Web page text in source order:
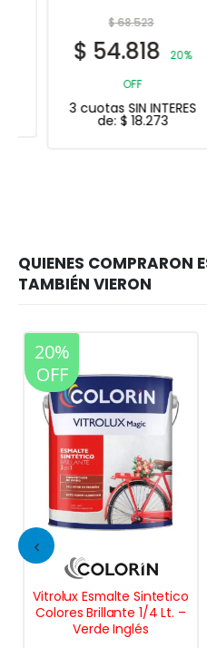
68.523
54.818
20%
3 cuotas SIN INTERES
de:$18.273
20%
OFF
Vitrolux Esmalte Sintetico
Colores Brillante 1/4 Lt. –
Verde Inglés